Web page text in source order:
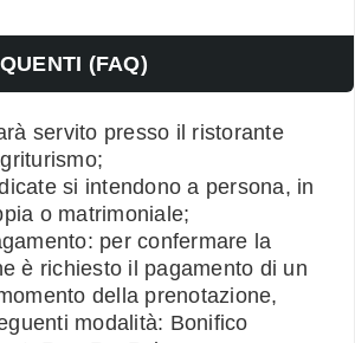
(FAQ)
servito presso il ristorante
si intendono a persona, in
o matrimoniale;
per confermare la
è richiesto il pagamento di un
della prenotazione,
modalità: Bonifico